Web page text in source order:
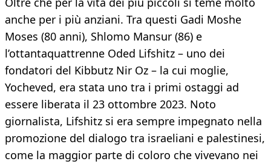
anche per i più anziani. Tra questi Gadi Moshe
Moses (80 anni), Shlomo Mansur (86) e
l’ottantaquattrenne Oded Lifshitz – uno dei
fondatori del Kibbutz Nir Oz – la cui moglie,
Yocheved, era stata uno tra i primi ostaggi ad
essere liberata il 23 ottombre 2023. Noto
giornalista, Lifshitz si era sempre impegnato nella
promozione del dialogo tra israeliani e palestinesi,
come la maggior parte di coloro che vivevano nei